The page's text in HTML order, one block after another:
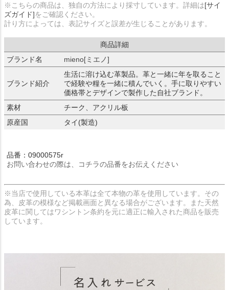
※こちらの商品は、独自の方法により採寸しています。詳細は[サイ
ズガイド]をご確認ください。
計り方によっては、表記サイズと誤差が生じることがあります。
商品詳細
ブランド名
mieno[ミエノ]
ブランド紹介
生活に溶け込む革製品。革と一緒に年を取ること
で経験や糧を一緒に積んでいく。手に取りやすい
価格帯とデザインで製作した自社ブランド。
素材
チーク、アクリル板
原産国
タイ(製造)
品番：09000575r
お問い合わせの際は、コチラの品番をお伝えください
※当店で使用している本革は全て本物の革を使用しています。その
為、皮革の模様など掲載画面と異なる場合がございます。また天然
皮革に関してはワシントン条約を元に適正に輸入された商品を販売
しています。